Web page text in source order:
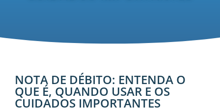
NOTA DE DÉBITO: ENTENDA O
QUE É, QUANDO USAR E OS
CUIDADOS IMPORTANTES